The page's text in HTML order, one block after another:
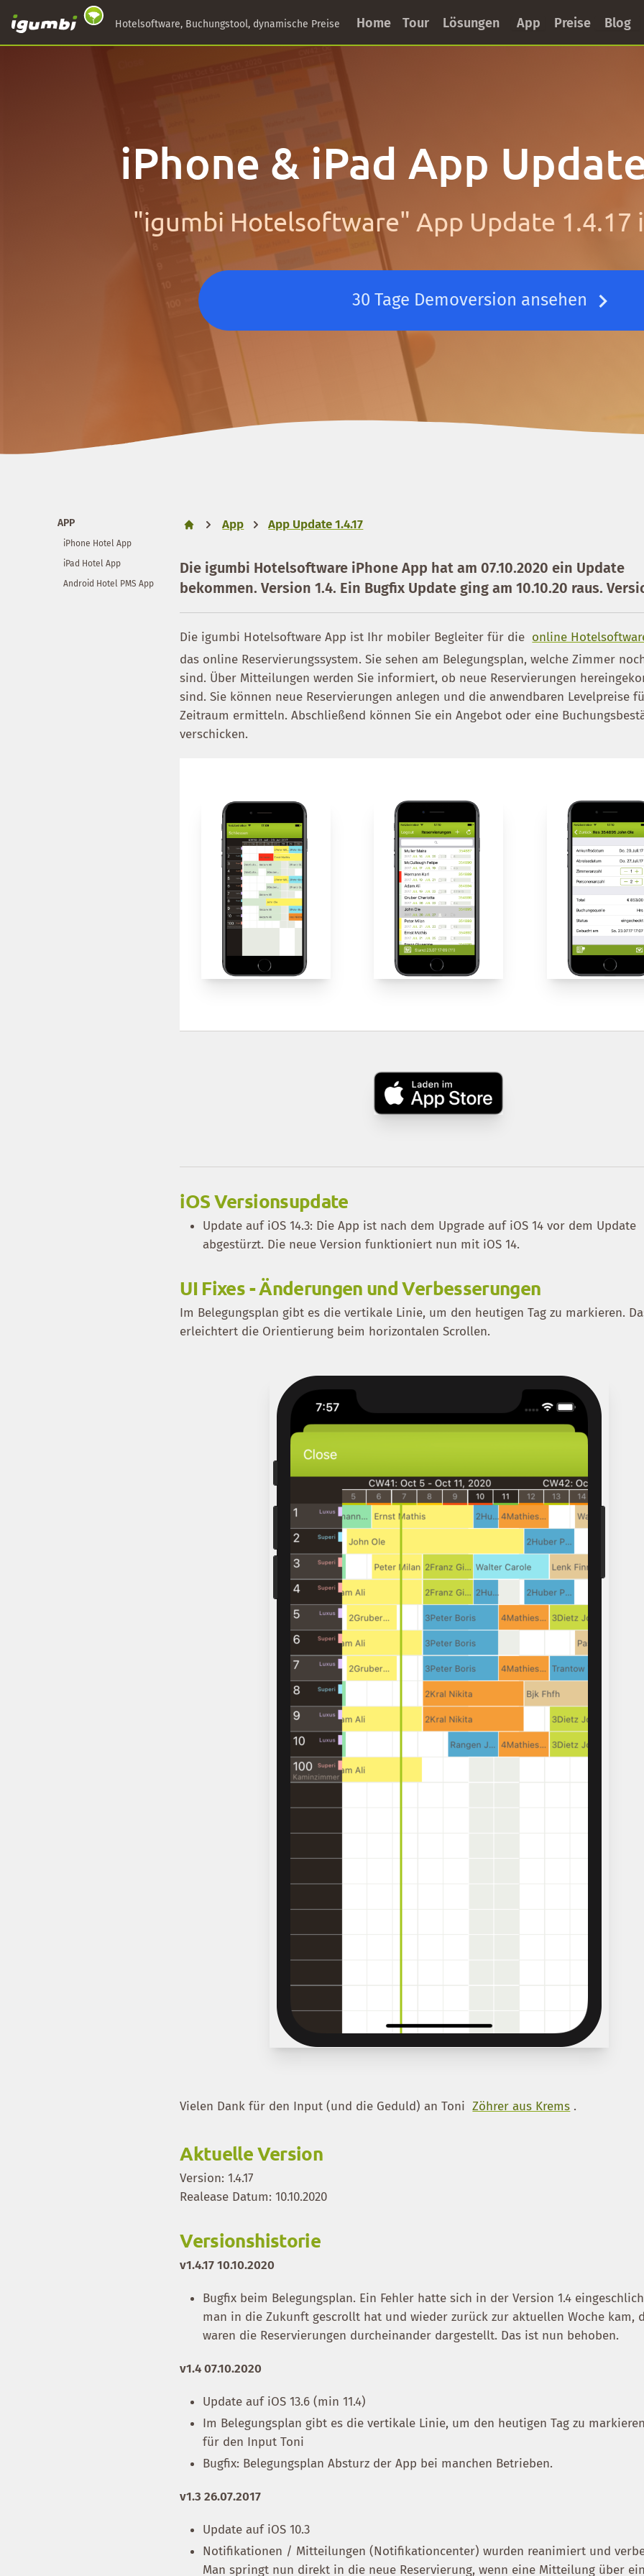
Hotelsoftware, Buchungstool, dynamische Preise Home Tour Lösungen App Preise Blog
iPhone & iPad App
"igumbi Hotelsoftware" App Update 1.4.17
30 Tage Demoversion ansehen
APP
iPhone Hotel App
iPad Hotel App
Android Hotel PMS App
App App Update 1.4.17
Die igumbi Hotelsoftware iPhone App hat am 07.10.2020 ein Update
bekommen. Version 1.4. Ein Bugfix Update ging am 10.10.20 raus.
Die igumbi Hotelsoftware App ist Ihr mobiler Begleiter für die online
das online Reservierungssystem. Sie sehen am Belegungsplan, welche Zimmer
sind. Über Mitteilungen werden Sie informiert, ob neue Reservierungen
sind. Sie können neue Reservierungen anlegen und die anwendbaren Levelpreise
Zeitraum ermitteln. Abschließend können Sie ein Angebot oder eine
verschicken.
iOS Versionsupdate
Update auf iOS 14.3: Die App ist nach dem Upgrade auf iOS 14 vor dem Update
abgestürzt. Die neue Version funktioniert nun mit iOS 14.
UI Fixes - Änderungen und Verbesserungen
Im Belegungsplan gibt es die vertikale Linie, um den heutigen Tag zu markieren.
erleichtert die Orientierung beim horizontalen Scrollen.
Vielen Dank für den Input (und die Geduld) an Toni Zöhrer aus Krems .
Aktuelle Version
Version: 1.4.17
Realease Datum: 10.10.2020
Versionshistorie
v1.4.17 10.10.2020
Bugfix beim Belegungsplan. Ein Fehler hatte sich in der Version 1.4
man in die Zukunft gescrollt hat und wieder zurück zur aktuellen Woche kam,
waren die Reservierungen durcheinander dargestellt. Das ist nun behoben.
v1.4 07.10.2020
Update auf iOS 13.6 (min 11.4)
Im Belegungsplan gibt es die vertikale Linie, um den heutigen Tag zu
für den Input Toni
Bugfix: Belegungsplan Absturz der App bei manchen Betrieben.
v1.3 26.07.2017
Update auf iOS 10.3
Notifikationen / Mitteilungen (Notifikationcenter) wurden reanimiert und
Man springt nun direkt in die neue Reservierung, wenn eine Mitteilung über